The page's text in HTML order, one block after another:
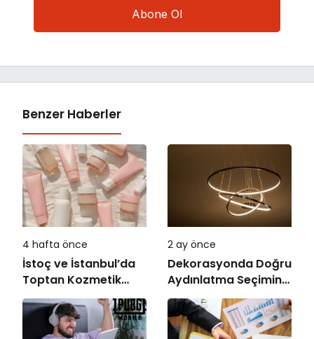
Benzer Haberler
4 hafta önce
İstoç ve İstanbul’da
Toptan Kozmetik
Rehberi
2 ay önce
Dekorasyonda Doğru
Aydınlatma Seçiminin
Önemi